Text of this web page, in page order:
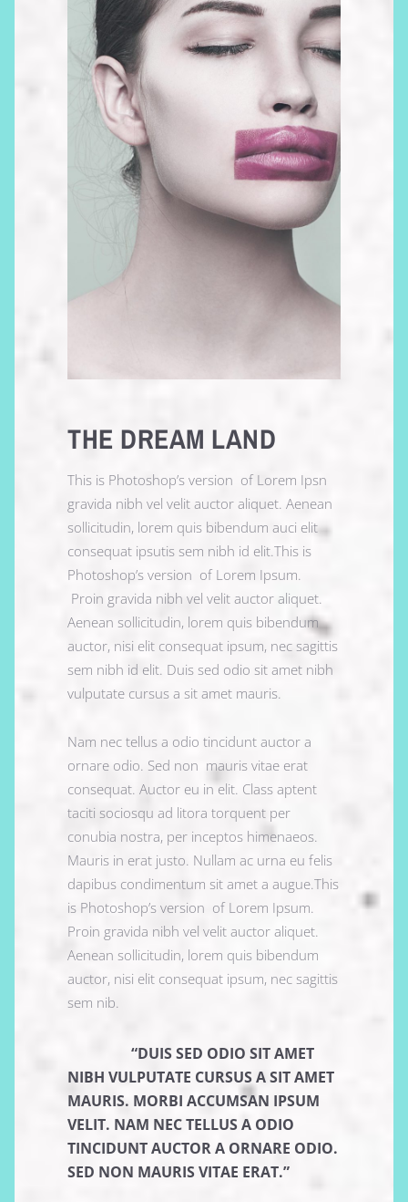
THE DREAM LAND
This is Photoshop’s version of Lorem Ipsn
gravida nibh vel velit auctor aliquet. Aenean
sollicitudin, lorem quis bibendum auci elit
consequat ipsutis sem nibh id elit.This is
Photoshop’s version of Lorem Ipsum.
Proin gravida nibh vel velit auctor aliquet.
Aenean sollicitudin, lorem quis bibendum
auctor, nisi elit consequat ipsum, nec sagittis
sem nibh id elit. Duis sed odio sit amet nibh
vulputate cursus a sit amet mauris.
Nam nec tellus a odio tincidunt auctor a
ornare odio. Sed non mauris vitae erat
consequat. Auctor eu in elit. Class aptent
taciti sociosqu ad litora torquent per
conubia nostra, per inceptos himenaeos.
Mauris in erat justo. Nullam ac urna eu felis
dapibus condimentum sit amet a augue.This
is Photoshop’s version of Lorem Ipsum.
Proin gravida nibh vel velit auctor aliquet.
Aenean sollicitudin, lorem quis bibendum
auctor, nisi elit consequat ipsum, nec sagittis
sem nib.
“DUIS SED ODIO SIT AMET
NIBH VULPUTATE CURSUS A SIT AMET
MAURIS. MORBI ACCUMSAN IPSUM
VELIT. NAM NEC TELLUS A ODIO
TINCIDUNT AUCTOR A ORNARE ODIO.
SED NON MAURIS VITAE ERAT.”